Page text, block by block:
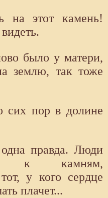
этот камень!
было у матери,
землю, так тоже
сих пор в долине
правда. Люди
к камням,
у кого сердце
плачет...